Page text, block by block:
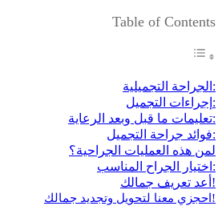
Table of Contents
الجراحة التجميلية:
إجراءات التجميل:
تعليمات ما قبل وبعد الرعاية:
فوائد جراحة التجميل:
لمن هذه العمليات الجراحية؟
اختيار الجراح المناسب:
أعد تعريف جمالك!
احجزي معنا لتحويل وتجديد جمالك!